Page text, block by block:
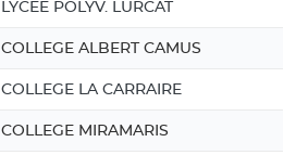
LYCEE POLYV. LURCAT
COLLEGE ALBERT CAMUS
COLLEGE LA CARRAIRE
COLLEGE MIRAMARIS